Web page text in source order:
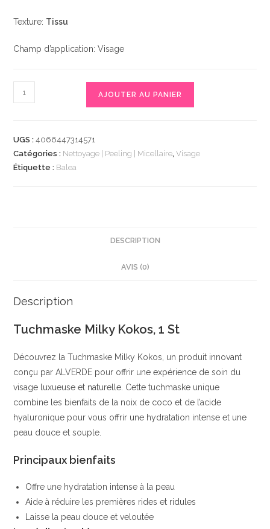
Texture: Tissu
Champ d’application: Visage
de
Kokos,
1
et
au
Lait
de
Coco
|
Balea
AJOUTER AU PANIER
UGS :4066447314571
Catégories : Nettoyage | Peeling | Micellaire,Visage
Étiquette : Balea
DESCRIPTION
AVIS (0)
Description
Tuchmaske Milky Kokos, 1 St
Découvrez la Tuchmaske Milky Kokos, un produit innovant
conçu par ALVERDE pour offrir une expérience de soin du
visage luxueuse et naturelle. Cette tuchmaske unique
combine les bienfaits de la noix de coco et de l’acide
hyaluronique pour vous offrir une hydratation intense et une
peau douce et souple.
Principaux bienfaits
Offre une hydratation intense à la peau
Aide à réduire les premières rides et ridules
Laisse la peau douce et veloutée